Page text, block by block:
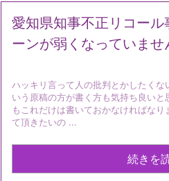
愛知県知事不正リコー
ーンが弱くなっていま
ハッキリ言って人の批判とかしたくな
いう原稿の方が書く方も気持ち良い
もこれだけは書いておかなければな
て頂きたいの ...
続きを